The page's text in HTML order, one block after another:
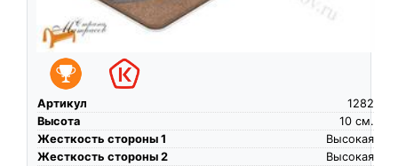
Артикул
1282
Высота
см.
10
Жесткость стороны 1
Высокая
Жесткость стороны 2
Высокая